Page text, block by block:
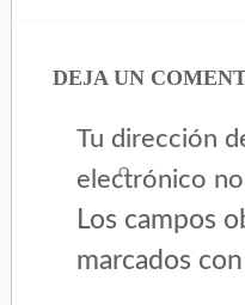
DEJA UN
Tu dirección
electrónico
Los campos
marcados con